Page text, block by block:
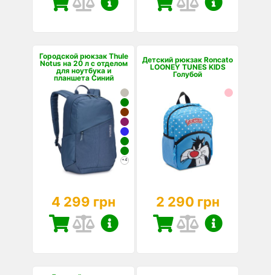
Городской рюкзак Thule
Notus на 20 л с отделом
для ноутбука и
планшета Синий
+4
4 299 грн
Детский рюкзак Roncato
LOONEY TUNES KIDS
Голубой
2 290 грн